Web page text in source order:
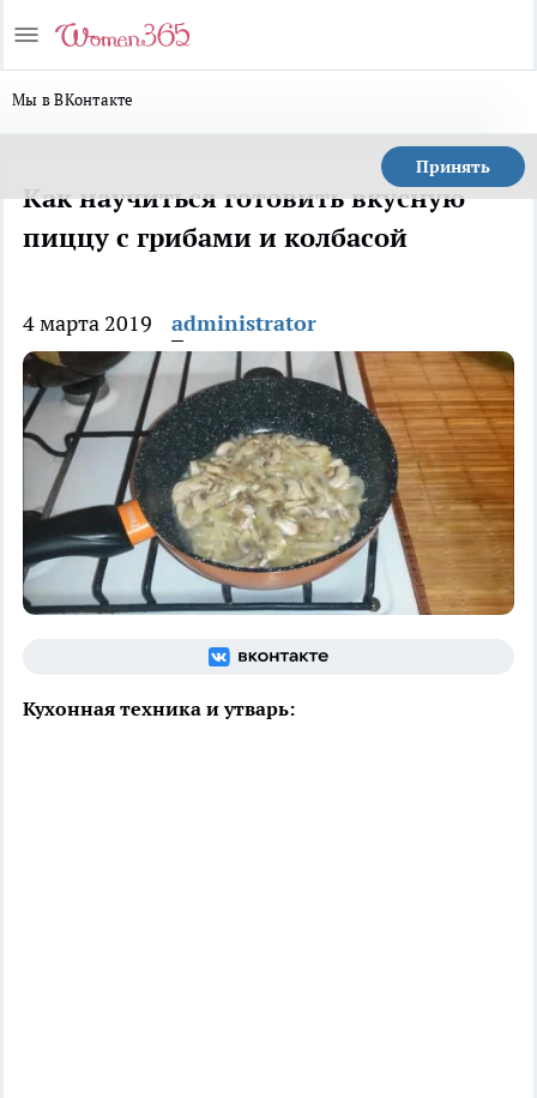
Мы в ВКонтакте
Принять
Как научиться готовить вкусную
пиццу с грибами и колбасой
4 марта 2019 administrator
Кухонная техника и утварь: